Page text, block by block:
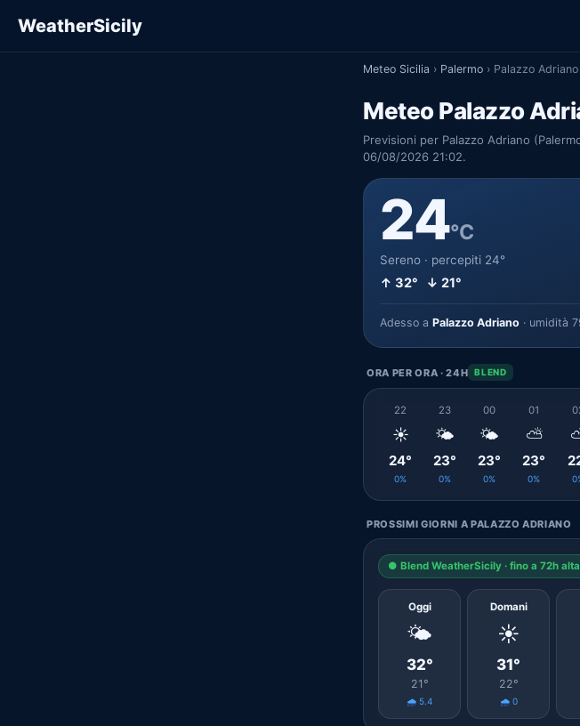
WeatherSicily
Meteo Sicilia › Palermo › Palazzo Adriano
Meteo Palazzo
Previsioni per Palazzo Adriano
06/08/2026 21:02.
24°C
Sereno · percepiti 24°
↑ 32° ↓ 21°
Adesso a Palazzo Adriano · umidità
ORA PER ORA · 24H BLEND
22
☀️
24°
0%
23
🌤️
23°
0%
00
🌤️
23°
0%
01
⛅
23°
0%
PROSSIMI GIORNI A PALAZZO ADRIANO
● Blend WeatherSicily · fino a 72h
Oggi
🌤️
32°
21°
🌧️ 5.4
Domani
☀️
31°
22°
🌧️ 0